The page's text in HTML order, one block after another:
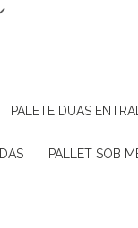
PALETE DUAS
PALLET SOB